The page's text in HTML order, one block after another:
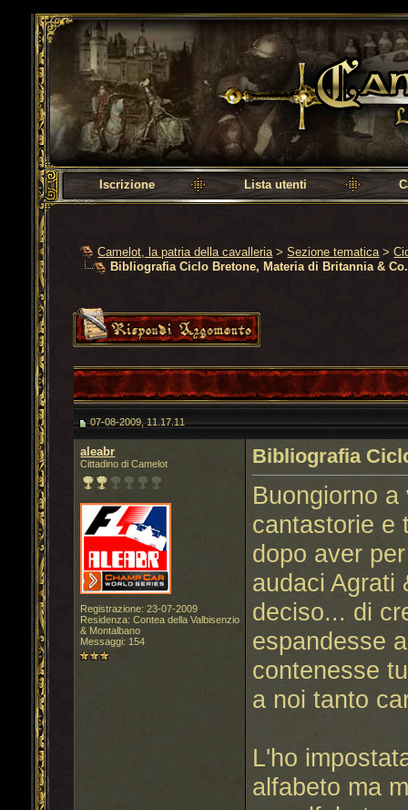
Camelot, la patria della cavalleria
Iscrizione Lista utenti
Camelot, la patria della cavalleria >Sezione tematica >
Bibliografia Ciclo Bretone, Materia di Britannia & Co.
07-08-2009, 11.17.11
aleabr
Cittadino di Camelot
Registrazione: 23-07-2009
Residenza: Contea della Valbisenzio
& Montalbano
Messaggi: 154
Bibliografia
Buongiorno
cantastorie e
dopo aver
audaci Agrati
deciso... di
espandesse
contenesse
a noi tanto
L'ho
alfabeto ma